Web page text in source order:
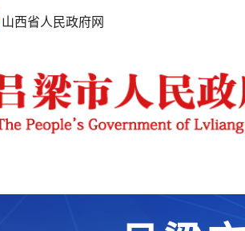
山西省人民政府网